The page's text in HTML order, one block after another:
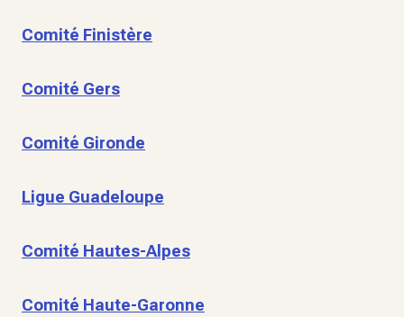
Comité Finistère
Comité Gers
Comité Gironde
Ligue Guadeloupe
Comité Hautes-Alpes
Comité Haute-Garonne